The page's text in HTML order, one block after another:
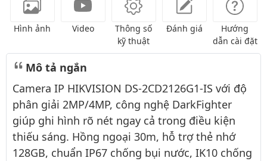
Hình ảnh Video
Thông số
kỹ thuật
Đánh giá
Hướng
dẫn cài đặt
Mô tả ngắn
Camera IP HIKVISION DS-2CD2126G1-IS với độ
phân giải 2MP/4MP, công nghệ DarkFighter
giúp ghi hình rõ nét ngay cả trong điều kiện
thiếu sáng. Hồng ngoại 30m, hỗ trợ thẻ nhớ
128GB, chuẩn IP67 chống bụi nước, IK10 chống